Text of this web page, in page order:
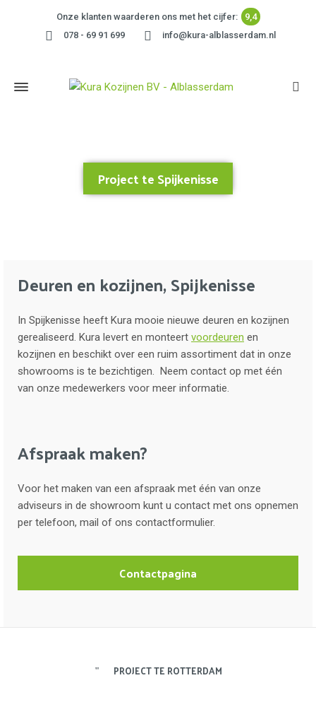
Onze klanten waarderen ons met het cijfer:
9,4
078 - 69 91 699
info@kura-alblasserdam.nl
Project te Spijkenisse
Deuren en kozijnen, Spijkenisse
In Spijkenisse heeft Kura mooie nieuwe deuren en kozijnen
gerealiseerd. Kura levert en monteert voordeuren en
kozijnen en beschikt over een ruim assortiment dat in onze
showrooms is te bezichtigen. Neem contact op met één
van onze medewerkers voor meer informatie.
Afspraak maken?
Voor het maken van een afspraak met één van onze
adviseurs in de showroom kunt u contact met ons opnemen
per telefoon, mail of ons contactformulier.
Contactpagina
PROJECT TE ROTTERDAM